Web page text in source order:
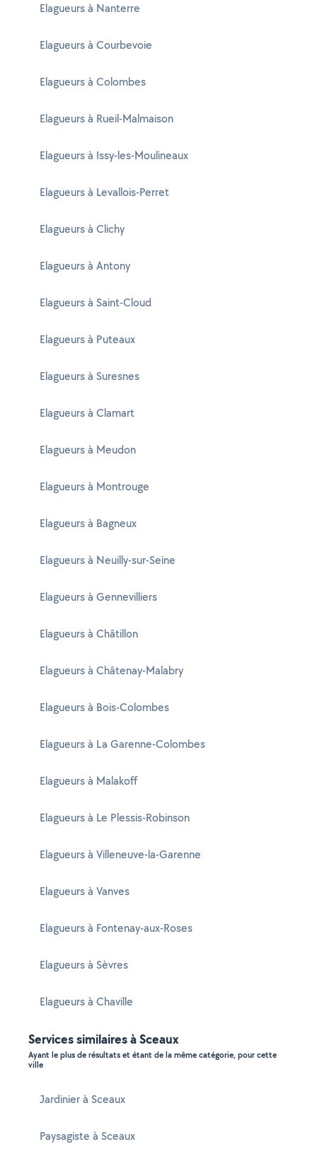
Elagueurs à Nanterre
Elagueurs à Courbevoie
Elagueurs à Colombes
Elagueurs à Rueil-Malmaison
Elagueurs à Issy-les-Moulineaux
Elagueurs à Levallois-Perret
Elagueurs à Clichy
Elagueurs à Antony
Elagueurs à Saint-Cloud
Elagueurs à Puteaux
Elagueurs à Suresnes
Elagueurs à Clamart
Elagueurs à Meudon
Elagueurs à Montrouge
Elagueurs à Bagneux
Elagueurs à Neuilly-sur-Seine
Elagueurs à Gennevilliers
Elagueurs à Châtillon
Elagueurs à Châtenay-Malabry
Elagueurs à Bois-Colombes
Elagueurs à La Garenne-Colombes
Elagueurs à Malakoff
Elagueurs à Le Plessis-Robinson
Elagueurs à Villeneuve-la-Garenne
Elagueurs à Vanves
Elagueurs à Fontenay-aux-Roses
Elagueurs à Sèvres
Elagueurs à Chaville
Services similaires à Sceaux
Ayant le plus de résultats et étant de la même catégorie, pour cette
ville
Jardinier à Sceaux
Paysagiste à Sceaux